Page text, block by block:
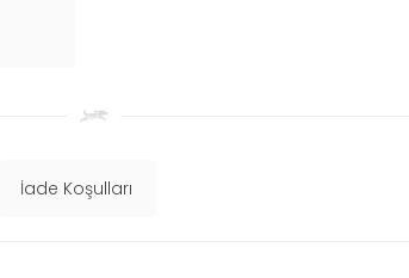
İade Koşulları